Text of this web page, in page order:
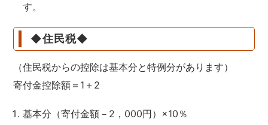
す。
◆住民税◆
（住民税からの控除は基本分と特例分があります）
寄付金控除額＝1＋2
基本分（寄付金額－2，000円）×10％